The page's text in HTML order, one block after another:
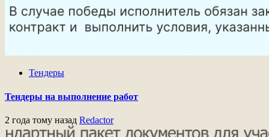
Тендеры
Тендеры на выполнение работ
2 года тому назад Redactor